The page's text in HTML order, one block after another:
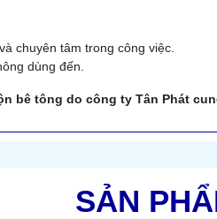
chuyên tâm trong công việc.
dùng đến.
bê tông do công ty Tân Phát
SẢN